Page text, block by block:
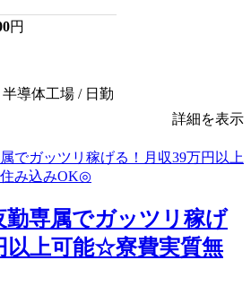
円
導体工場 / 日勤
詳細を表示
勤専属でガッツリ稼げ
以上可能☆寮費実質無